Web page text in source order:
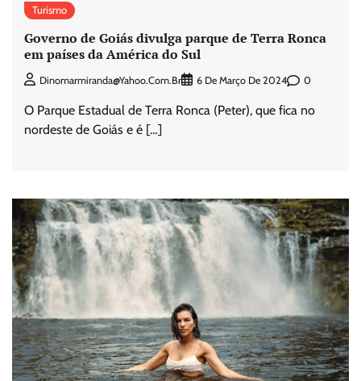
Turismo
Governo de Goiás divulga parque de Terra Ronca
em países da América do Sul
Dinomarmiranda@yahoo.com.br 6 De Março De 2024 0
O Parque Estadual de Terra Ronca (Peter), que fica no
nordeste de Goiás e é […]